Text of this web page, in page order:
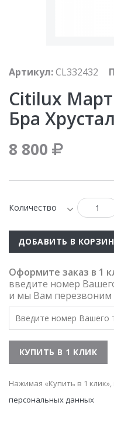
Артикул:CL332432
Citilux
Бра
8 800
Количество
ДОБАВИТЬ В
Оформите заказ в 1
введите номер
и мы Вам перезвоним
Нажимая «Купить в 1
персональных данных